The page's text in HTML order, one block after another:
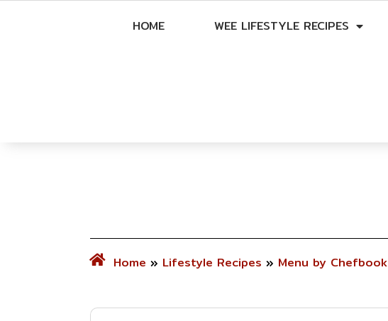
HOME WEE LIFESTYLE RECIPES
Home » Lifestyle Recipes » Menu by Chefbook